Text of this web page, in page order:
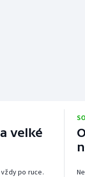
velké
po ruce.